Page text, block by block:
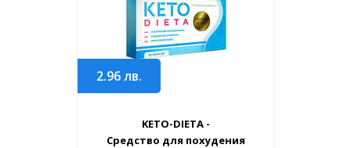
2.96лв.
KETO-DIETA -
Средство для похудения